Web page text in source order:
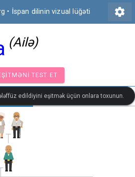
• İspan dilinin vizual lüğəti settings
(Ailə)
EŞITMƏNI TEST ET
edildiyini eşitmək üçün onlara toxunun.